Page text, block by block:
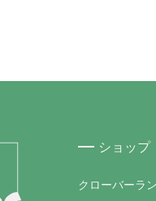
ショップ
クローバーラ